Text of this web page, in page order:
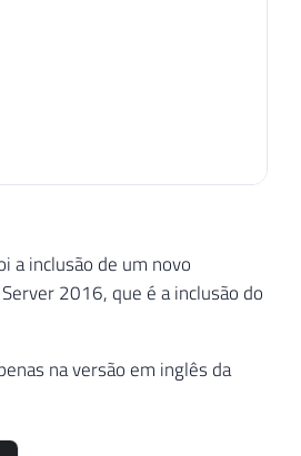
a inclusão de um novo
2016, que é a inclusão do
na versão em inglês da